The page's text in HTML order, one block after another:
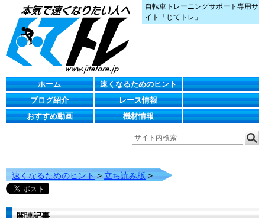
自転車トレーニングサポート専用サ
イト「じてトレ」
ホーム
速くなるためのヒント
ブログ紹介
レース情報
おすすめ動画
機材情報
速くなるためのヒント > 立ち読み版 >
関連記事